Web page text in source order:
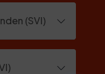
(SVI)